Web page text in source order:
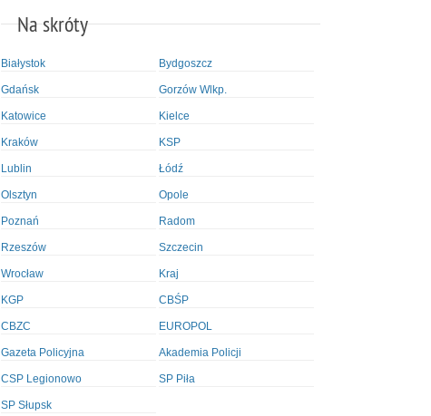
Na skróty
Białystok Bydgoszcz
Gdańsk Gorzów Wlkp.
Katowice Kielce
Kraków KSP
Lublin Łódź
Olsztyn Opole
Poznań Radom
Rzeszów Szczecin
Wrocław Kraj
KGP CBŚP
CBZC EUROPOL
Gazeta Policyjna Akademia Policji
CSP Legionowo SP Piła
SP Słupsk